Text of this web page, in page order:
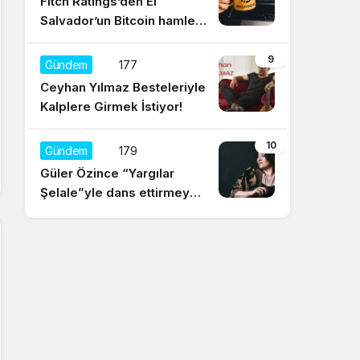
Salvador’un Bitcoin hamlesi
için olumsuz yorum
9
Gündem 177
Ceyhan Yılmaz Besteleriyle
Kalplere Girmek İstiyor!
10
Gündem 179
Güler Özince “Yargılar
Şelale”yle dans ettirmeye